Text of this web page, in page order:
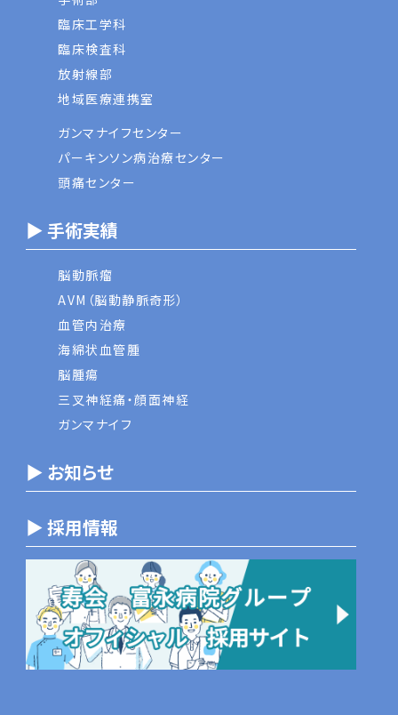
臨床工学科
臨床検査科
放射線部
地域医療連携室
ガンマナイフセンター
パーキンソン病治療センター
頭痛センター
▶ 手術実績
脳動脈瘤
AVM（脳動静脈奇形）
血管内治療
海綿状血管腫
脳腫瘍
三叉神経痛・顔面神経
ガンマナイフ
▶ お知らせ
▶ 採用情報